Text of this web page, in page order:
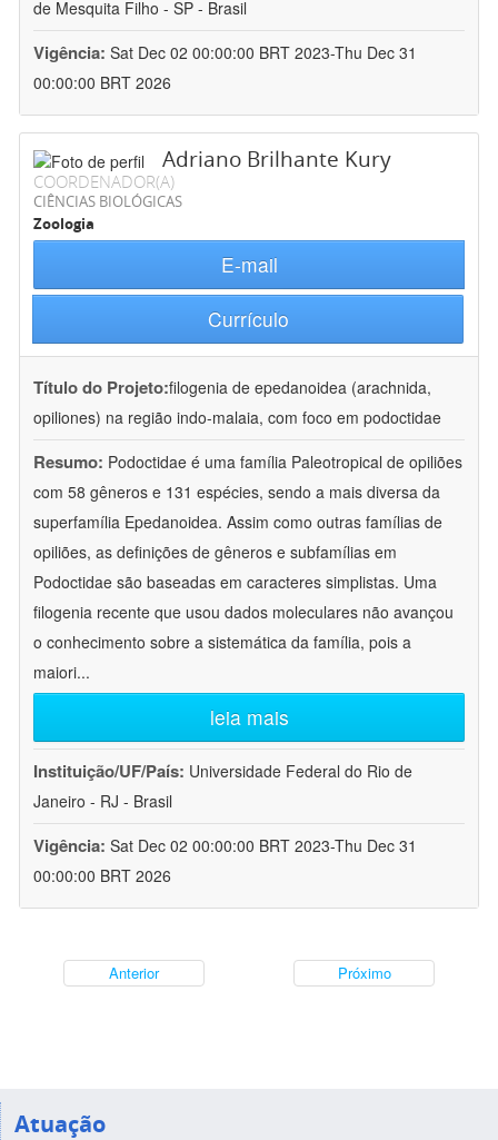
de Mesquita Filho - SP - Brasil
Vigência: Sat Dec 02 00:00:00 BRT 2023-Thu Dec 31
00:00:00 BRT 2026
Adriano Brilhante Kury
COORDENADOR(A)
CIÊNCIAS BIOLÓGICAS
Zoologia
E-mail
Currículo
Título do Projeto:filogenia de epedanoidea (arachnida,
opiliones) na região indo-malaia, com foco em podoctidae
Resumo: Podoctidae é uma família Paleotropical de opiliões
com 58 gêneros e 131 espécies, sendo a mais diversa da
superfamília Epedanoidea. Assim como outras famílias de
opiliões, as definições de gêneros e subfamílias em
Podoctidae são baseadas em caracteres simplistas. Uma
filogenia recente que usou dados moleculares não avançou
o conhecimento sobre a sistemática da família, pois a
maiori...
leia mais
Instituição/UF/País: Universidade Federal do Rio de
Janeiro - RJ - Brasil
Vigência: Sat Dec 02 00:00:00 BRT 2023-Thu Dec 31
00:00:00 BRT 2026
Anterior Próximo
Atuação